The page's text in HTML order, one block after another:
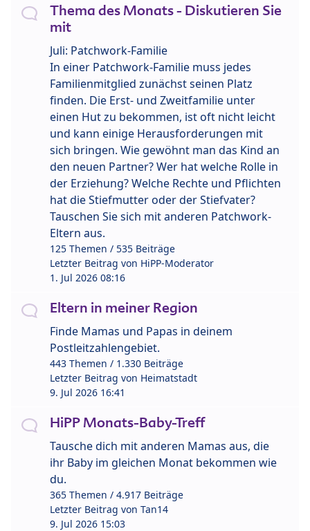
Thema des Monats - Diskutieren Sie
mit
Juli: Patchwork-Familie
In einer Patchwork-Familie muss jedes
Familienmitglied zunächst seinen Platz
finden. Die Erst- und Zweitfamilie unter
einen Hut zu bekommen, ist oft nicht leicht
und kann einige Herausforderungen mit
sich bringen. Wie gewöhnt man das Kind an
den neuen Partner? Wer hat welche Rolle in
der Erziehung? Welche Rechte und Pflichten
hat die Stiefmutter oder der Stiefvater?
Tauschen Sie sich mit anderen Patchwork-
Eltern aus.
125 Themen / 535 Beiträge
Letzter Beitrag von HiPP-Moderator
1. Jul 2026 08:16
Eltern in meiner Region
Finde Mamas und Papas in deinem
Postleitzahlengebiet.
443 Themen / 1.330 Beiträge
Letzter Beitrag von Heimatstadt
9. Jul 2026 16:41
HiPP Monats-Baby-Treff
Tausche dich mit anderen Mamas aus, die
ihr Baby im gleichen Monat bekommen wie
du.
365 Themen / 4.917 Beiträge
Letzter Beitrag von Tan14
9. Jul 2026 15:03